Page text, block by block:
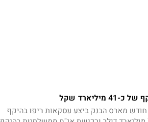
שקל
מארס הבנק ביצע עסקאות ריפו בהיקף